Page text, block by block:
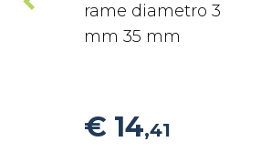
rame diametro 3
mm 35 mm
€ 14,41